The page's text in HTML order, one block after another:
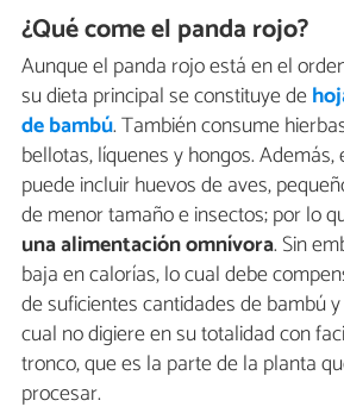
¿Qué come el panda rojo?
Aunque el panda rojo está en el
su dieta principal se constituye de
de bambú. También consume
bellotas, líquenes y hongos.
puede incluir huevos de aves,
de menor tamaño e insectos; por lo
una alimentación omnívora. Sin
baja en calorías, lo cual debe
de suficientes cantidades de bambú
cual no digiere en su totalidad con
tronco, que es la parte de la planta
procesar.